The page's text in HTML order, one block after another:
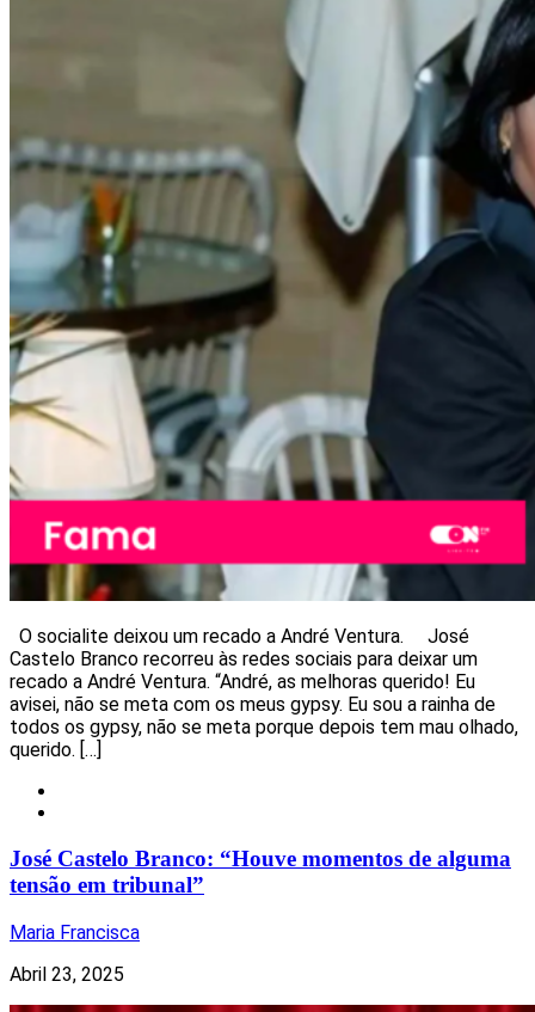
O socialite deixou um recado a André Ventura. José
Castelo Branco recorreu às redes sociais para deixar um
recado a André Ventura. “André, as melhoras querido! Eu
avisei, não se meta com os meus gypsy. Eu sou a rainha de
todos os gypsy, não se meta porque depois tem mau olhado,
querido. […]
José Castelo Branco: “Houve momentos de alguma
tensão em tribunal”
Maria Francisca
Abril 23, 2025